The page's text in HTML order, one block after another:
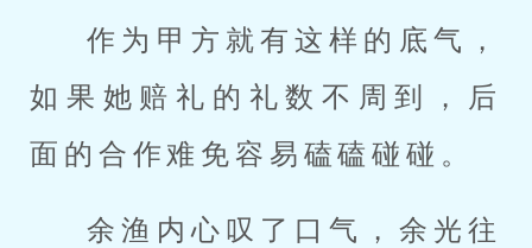
作为甲方就有这样的底气，
如果她赔礼的礼数不周到，后
面的合作难免容易磕磕碰碰。
余渔内心叹了口气，余光往